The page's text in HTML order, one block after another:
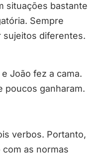
situações bastante
Sempre
sujeitos diferentes.
João fez a cama.
poucos ganharam.
verbos. Portanto,
as normas